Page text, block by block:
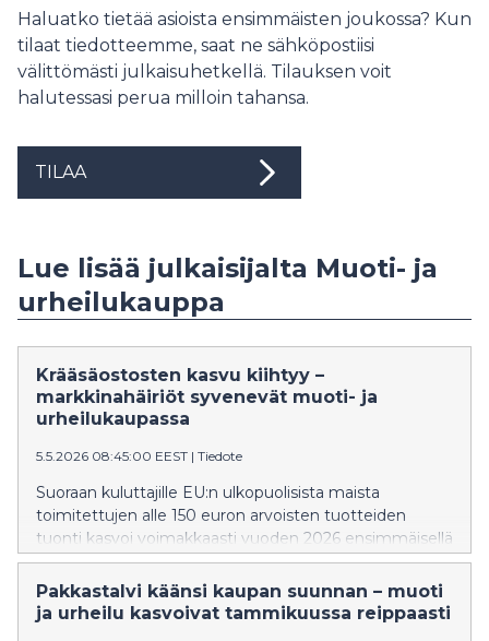
Haluatko tietää asioista ensimmäisten joukossa? Kun
tilaat tiedotteemme, saat ne sähköpostiisi
välittömästi julkaisuhetkellä. Tilauksen voit
halutessasi perua milloin tahansa.
TILAA
Lue lisää julkaisijalta Muoti- ja
urheilukauppa
Krääsäostosten kasvu kiihtyy –
markkinahäiriöt syvenevät muoti- ja
urheilukaupassa
5.5.2026 08:45:00 EEST | Tiedote
Suoraan kuluttajille EU:n ulkopuolisista maista
toimitettujen alle 150 euron arvoisten tuotteiden
tuonti kasvoi voimakkaasti vuoden 2026 ensimmäisellä
neljänneksellä verrattuna vuoden 2025 vastaavaan
ajanjaksoon. Kehitys korostaa rakenteellisia ongelmia
markkinoilla ja lisää painetta nopeille poliittisille
Pakkastalvi käänsi kaupan suunnan – muoti
ja urheilu kasvoivat tammikuussa reippaasti